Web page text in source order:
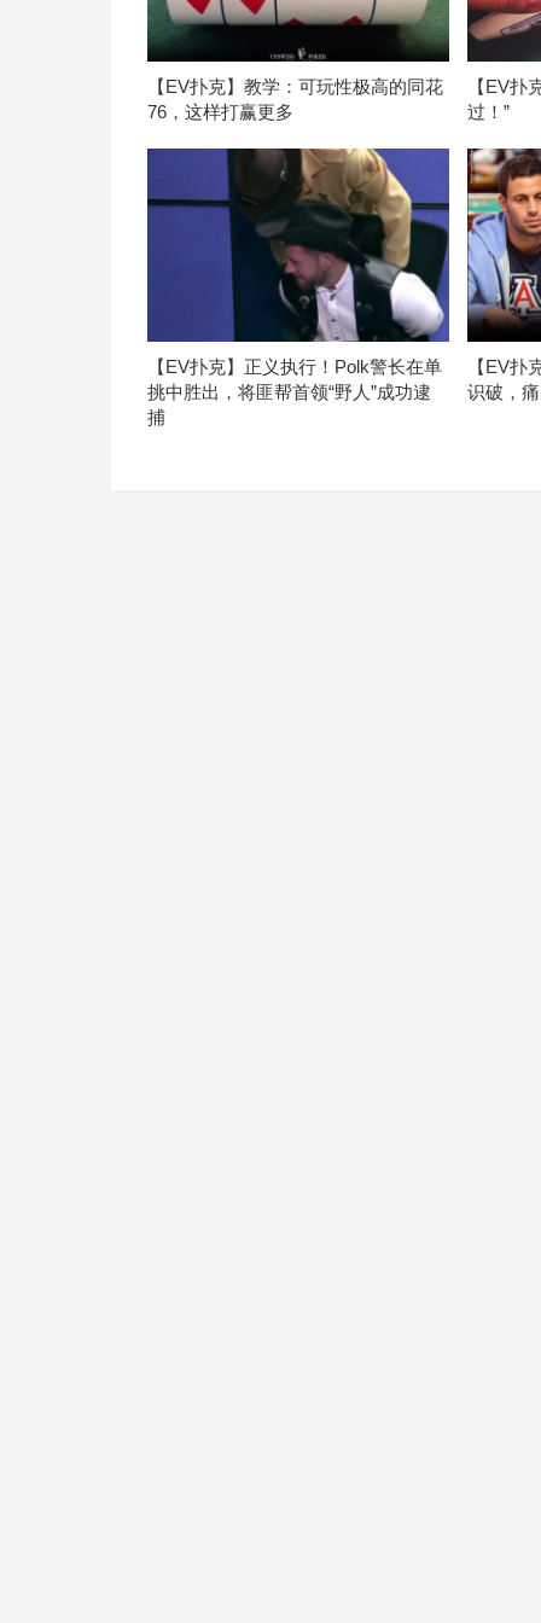
【EV扑克】教学：可玩性极高的同花
76，这样打赢更多
【EV扑
过！”
【EV扑克】正义执行！Polk警长在单
挑中胜出，将匪帮首领“野人”成功逮
捕
【EV扑
识破，